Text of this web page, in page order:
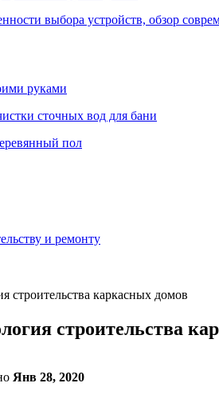
выбора устройств, обзор
руками
сточных вод для бани
пол
и ремонту
строительства каркасных домов
строительства
Янв 28, 2020